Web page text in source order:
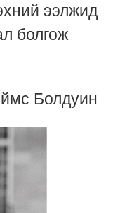
ээлжид
болгож
Болдуин